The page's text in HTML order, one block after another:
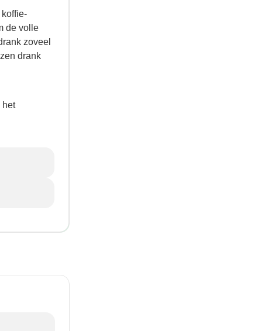
de volle
zoveel
drank
het